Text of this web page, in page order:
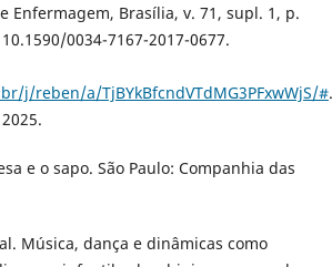
Enfermagem, Brasília, v. 71, supl. 1, p.
0034-7167-2017-0677.
j/reben/a/TjBYkBfcndVTdMG3PFxwWjS/#.
e o sapo. São Paulo: Companhia das
Música, dança e dinâmicas como